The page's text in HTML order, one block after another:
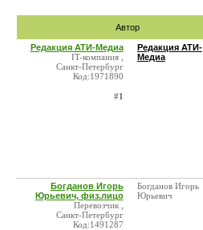
Автор
Редакция АТИ-Медиа
IT-компания ,
Санкт-Петербург
Код:1971890
#1
Редакция АТИ-
Медиа
Богданов Игорь
Юрьевич, физ.лицо
Перевозчик ,
Санкт-Петербург
Код:1491287
Богданов Игорь
Юрьевич